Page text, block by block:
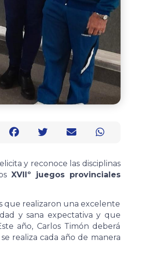
y reconoce las disciplinas
XVIIº juegos provinciales
que realizaron una excelente
y sana expectativa y que
año, Carlos Timón deberá
realiza cada año de manera